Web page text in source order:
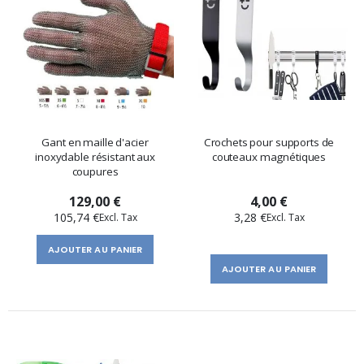
Gant en maille d'acier
inoxydable résistant aux
coupures
129,00 €
105,74 €
AJOUTER AU PANIER
Crochets pour supports de
couteaux magnétiques
4,00 €
3,28 €
AJOUTER AU PANIER